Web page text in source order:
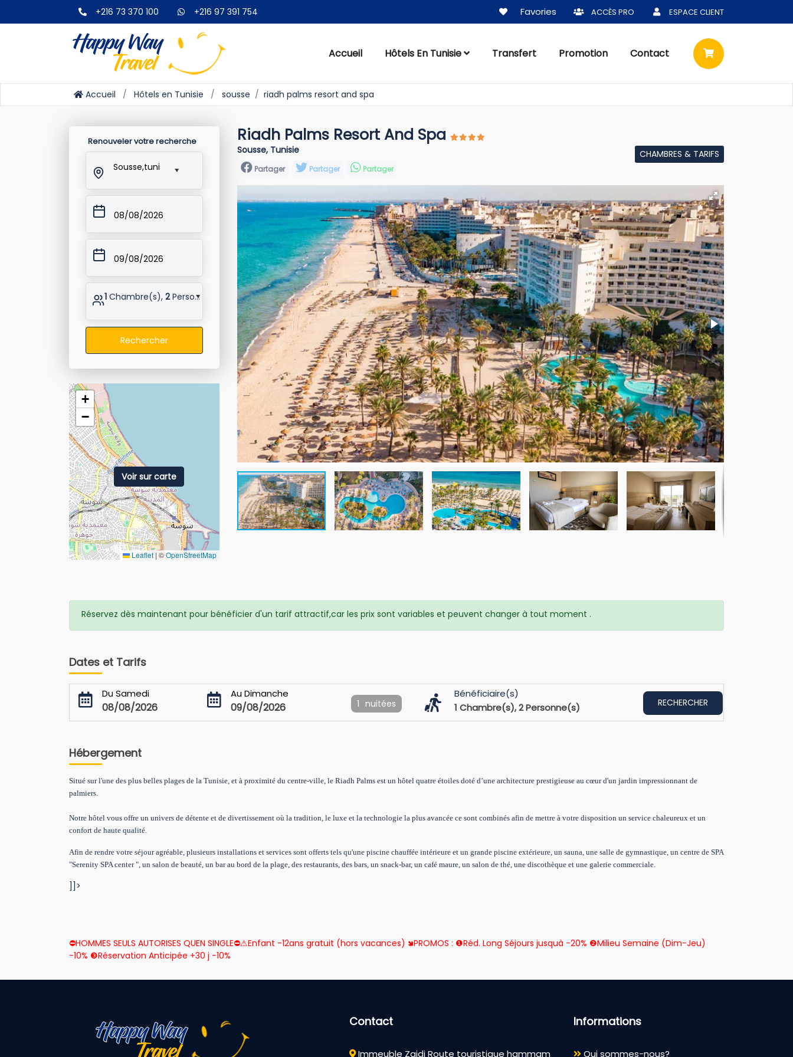
+216 73 370 100 +216 97 391 754 Favories ACCÈS PRO ESPACE CLIENT
Accueil Hôtels En Tunisie Transfert Promotion Contact
Accueil Hôtels en Tunisie sousse riadh palms resort and spa
Renouveler votre recherche
Sousse,tunisie
08/08/2026
09/08/2026
1 Chambre(s),2Personne(s)
Rechercher
+
−
Leaflet |©OpenStreetMap
Voir sur carte
Riadh Palms Resort And Spa
Sousse, Tunisie
Partager Partager Partager
CHAMBRES & TARIFS
Réservez dès maintenant pour bénéficier d'un tarif attractif,car les prix sont variables et peuvent changer à tout moment .
Dates et Tarifs
Du Samedi
08/08/2026
Au Dimanche
09/08/2026 1 nuitées
Bénéficiaire(s)
1 Chambre(s),2Personne(s) RECHERCHER
Hébergement
Situé sur l'une des plus belles plages de la Tunisie, et à proximité du centre-ville, le Riadh Palms est un hôtel quatre étoiles doté d’une architecture prestigieuse au cœur d'un jardin impressionnant de
palmiers.
Notre hôtel vous offre un univers de détente et de divertissement où la tradition, le luxe et la technologie la plus avancée ce sont combinés afin de mettre à votre disposition un service chaleureux et un
confort de haute qualité.
Afin de rendre votre séjour agréable, plusieurs installations et services sont offerts tels qu'une piscine chauffée intérieure et un grande piscine extérieure, un sauna, une salle de gymnastique, un centre de SPA
"Serenity SPA center ", un salon de beauté, un bar au bord de la plage, des restaurants, des bars, un snack-bar, un café maure, un salon de thé, une discothèque et une galerie commerciale.
]]>
⛔HOMMES SEULS AUTORISES QUEN SINGLE⛔⚠Enfant -12ans gratuit (hors vacances) 🢆PROMOS : ❶Réd. Long Séjours jusquà -20% ❷Milieu Semaine (Dim-Jeu)
-10% ❸Réservation Anticipée +30 j -10%
Contact
Immeuble Zaidi Route touristique hammam
Informations
Qui sommes-nous?